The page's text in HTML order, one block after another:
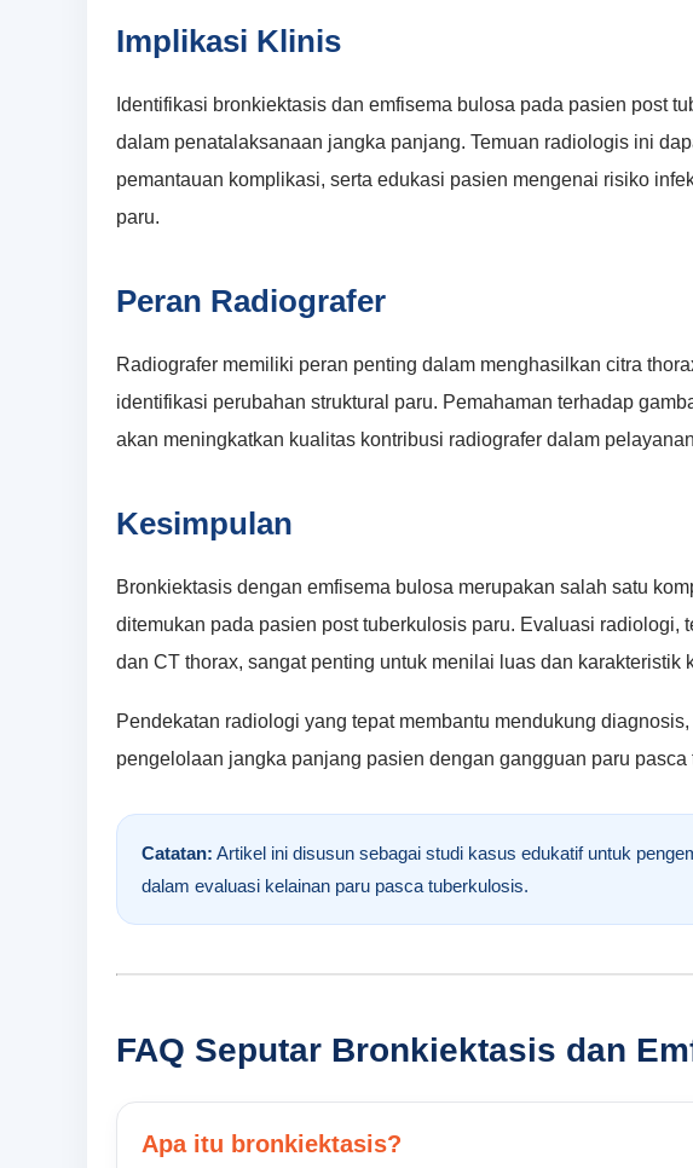
Implikasi Klinis
Identifikasi bronkiektasis dan emfisema bulosa pada pasien post
dalam penatalaksanaan jangka panjang. Temuan radiologis ini
pemantauan komplikasi, serta edukasi pasien mengenai risiko
paru.
Peran Radiografer
Radiografer memiliki peran penting dalam menghasilkan citra
identifikasi perubahan struktural paru. Pemahaman terhadap
akan meningkatkan kualitas kontribusi radiografer dalam
Kesimpulan
Bronkiektasis dengan emfisema bulosa merupakan salah satu
ditemukan pada pasien post tuberkulosis paru. Evaluasi radiologi,
dan CT thorax, sangat penting untuk menilai luas dan karakteristik
Pendekatan radiologi yang tepat membantu mendukung
pengelolaan jangka panjang pasien dengan gangguan paru pasca
Catatan: Artikel ini disusun sebagai studi kasus edukatif untuk
dalam evaluasi kelainan paru pasca tuberkulosis.
FAQ Seputar Bronkiektasis dan
Apa itu bronkiektasis?